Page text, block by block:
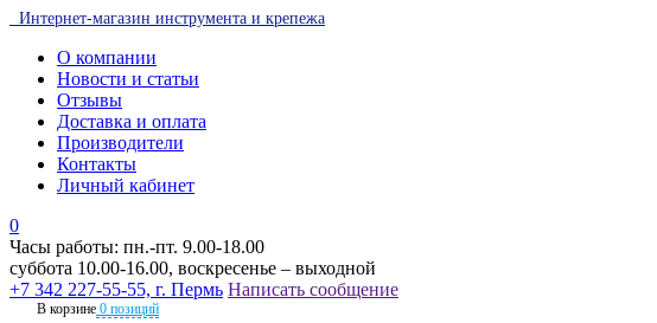
Интернет-магазин инструмента и крепежа
О компании
Новости и статьи
Отзывы
Доставка и оплата
Производители
Контакты
Личный кабинет
0
Часы работы: пн.-пт. 9.00-18.00
суббота 10.00-16.00, воскресенье – выходной
+7 342 227-55-55, г. Пермь Написать сообщение
В корзине 0 позиций